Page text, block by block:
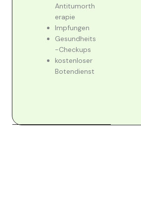
Antitumorth
erapie
Impfungen
Gesundheits
-Checkups
kostenloser
Botendienst